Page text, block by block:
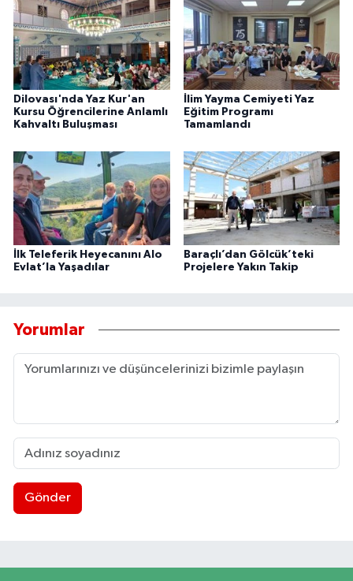
Dilovası'nda Yaz Kur'an
Kursu Öğrencilerine Anlamlı
Kahvaltı Buluşması
İlim Yayma Cemiyeti Yaz
Eğitim Programı
Tamamlandı
İlk Teleferik Heyecanını Alo
Evlat’la Yaşadılar
Baraçlı’dan Gölcük’teki
Projelere Yakın Takip
Yorumlar
Gönder